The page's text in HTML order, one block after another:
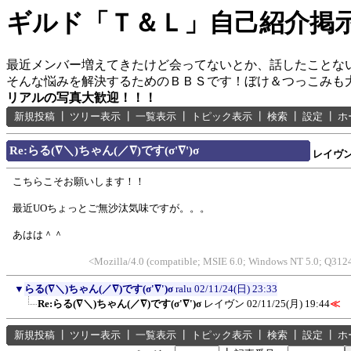
ギルド「Ｔ＆Ｌ」自己紹介掲
最近メンバー増えてきたけど会ってないとか、話したことな
そんな悩みを解決するためのＢＢＳです！ぼけ＆つっこみも
リアルの写真大歓迎！！！
新規投稿 ツリー表示 一覧表示 トピック表示 検索 設定 ホ
Re:らる(∇＼)ちゃん(／∇)です(σ'∇')σ レイヴ
こちらこそお願いします！！
最近UOちょっとご無沙汰気味ですが。。。
あはは＾＾
<Mozilla/4.0 (compatible; MSIE 6.0; Windows NT 5.0;
▼ らる(∇＼)ちゃん(／∇)です(σ'∇')σ ralu 02/11/24(日) 23:33
Re:らる(∇＼)ちゃん(／∇)です(σ'∇')σ レイヴン 02/11/25(月) 19:44≪
新規投稿 ツリー表示 一覧表示 トピック表示 検索 設定
ホ